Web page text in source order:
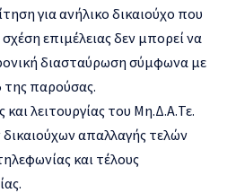
για ανήλικο δικαιούχο που
σχέση επιμέλειας δεν μπορεί να
διασταύρωση σύμφωνα με
της παρούσας.
λειτουργίας του Μη.Δ.Α.Τε.
απαλλαγής τελών
και τέλους